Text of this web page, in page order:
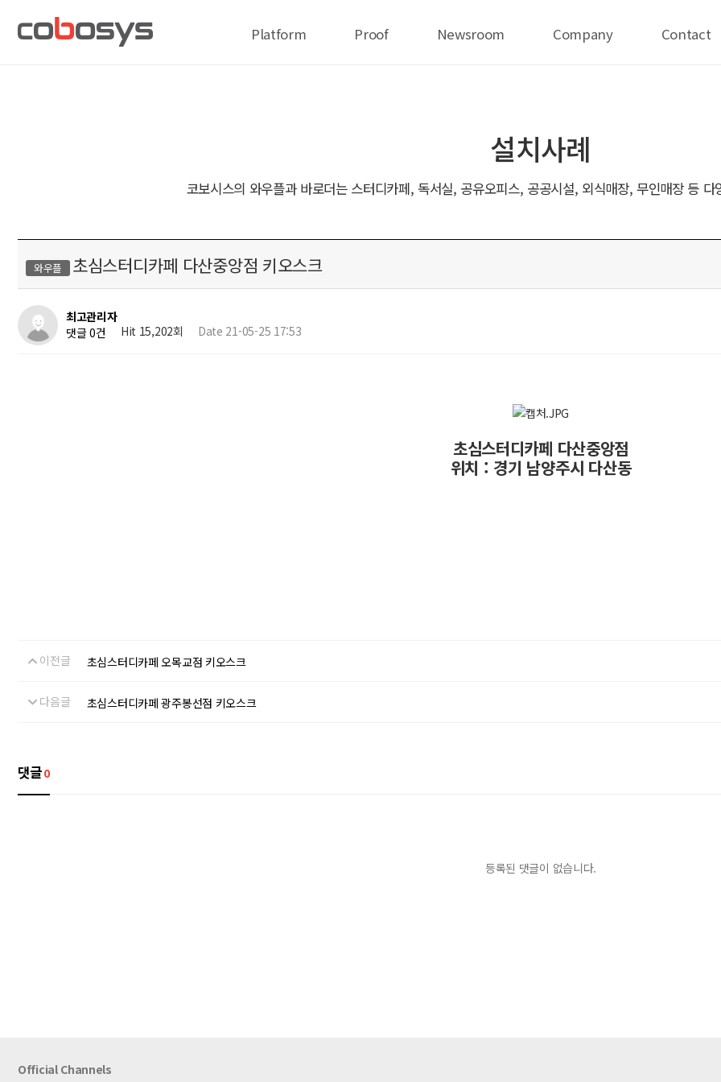
Platform Proof Newsroom Company Contact
설치사례
코보시스의 와우플과 바로더는 스터디카페, 독서실, 공유오피스, 공공시설, 외식매장, 무인매장 등
와우플 초심스터디카페 다산중앙점 키오스크
최고관리자
댓글 0건
Hit 15,202회 Date 21-05-25 17:53
초심스터디카페 다산중앙점
위치 : 경기 남양주시 다산동
이전글 초심스터디카페 오목교점 키오스크
다음글 초심스터디카페 광주봉선점 키오스크
댓글0
등록된 댓글이 없습니다.
Official Channels